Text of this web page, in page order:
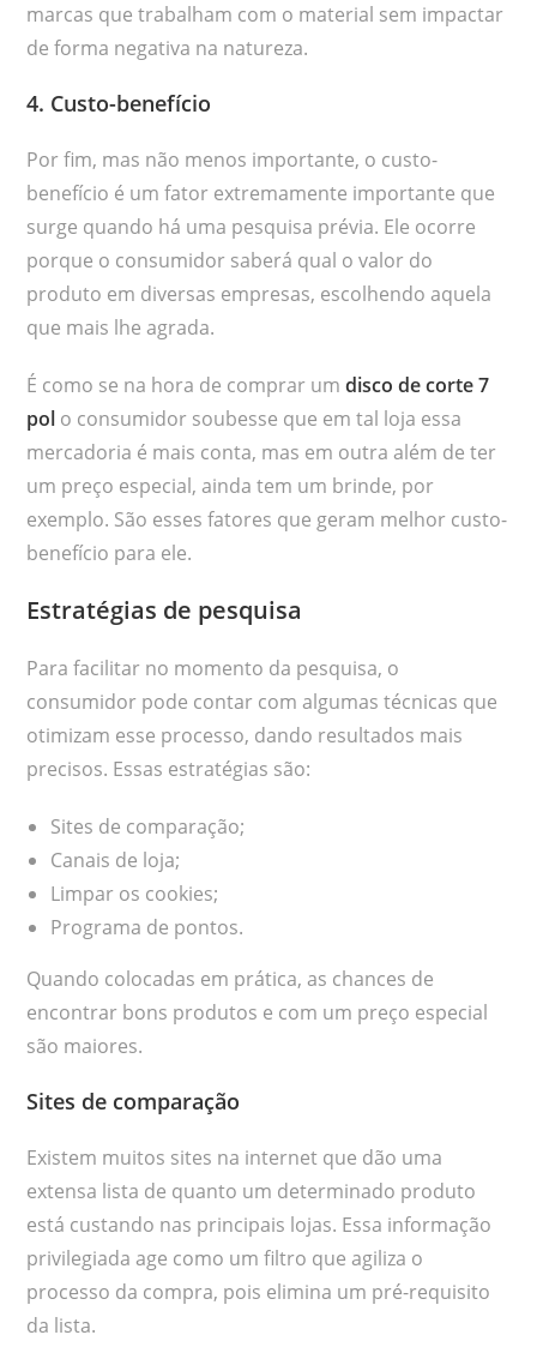
marcas que trabalham com o material sem impactar
de forma negativa na natureza.
4. Custo-benefício
Por fim, mas não menos importante, o custo-
benefício é um fator extremamente importante que
surge quando há uma pesquisa prévia. Ele ocorre
porque o consumidor saberá qual o valor do
produto em diversas empresas, escolhendo aquela
que mais lhe agrada.
É como se na hora de comprar umdisco de corte 7
pol o consumidor soubesse que em tal loja essa
mercadoria é mais conta, mas em outra além de ter
um preço especial, ainda tem um brinde, por
exemplo. São esses fatores que geram melhor custo-
benefício para ele.
Estratégias de pesquisa
Para facilitar no momento da pesquisa, o
consumidor pode contar com algumas técnicas que
otimizam esse processo, dando resultados mais
precisos. Essas estratégias são:
Sites de comparação;
Canais de loja;
Limpar os cookies;
Programa de pontos.
Quando colocadas em prática, as chances de
encontrar bons produtos e com um preço especial
são maiores.
Sites de comparação
Existem muitos sites na internet que dão uma
extensa lista de quanto um determinado produto
está custando nas principais lojas. Essa informação
privilegiada age como um filtro que agiliza o
processo da compra, pois elimina um pré-requisito
da lista.